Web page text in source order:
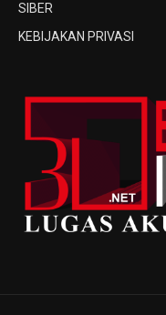
SIBER
KEBIJAKAN PRIVASI